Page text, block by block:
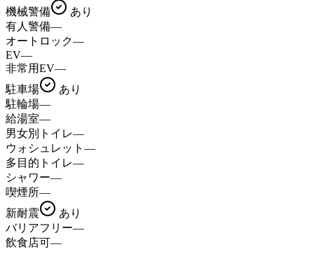
機械警備
あり
有人警備—
オートロック—
EV—
非常用EV—
駐車場
あり
駐輪場—
給湯室—
男女別トイレ—
ウォシュレット —
多目的トイレ—
シャワー—
喫煙所—
新耐震
あり
バリアフリー—
飲食店可—